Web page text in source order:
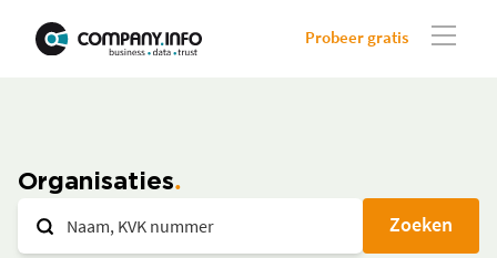
Probeer gratis
Organisaties
Zoeken